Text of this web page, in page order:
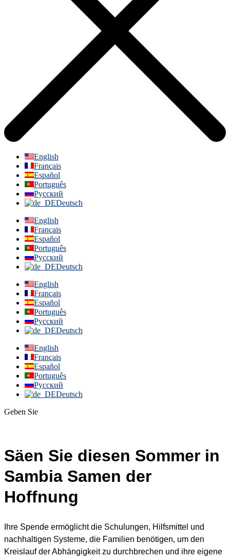
English
Français
Español
Português
Русский
Deutsch
English
Français
Español
Português
Русский
Deutsch
English
Français
Español
Português
Русский
Deutsch
English
Français
Español
Português
Русский
Deutsch
Geben Sie
Säen Sie diesen Sommer in
Sambia Samen der
Hoffnung
Ihre Spende ermöglicht die Schulungen, Hilfsmittel und
nachhaltigen Systeme, die Familien benötigen, um den
Kreislauf der Abhängigkeit zu durchbrechen und ihre eigene